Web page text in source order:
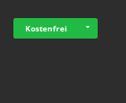
Kostenfrei